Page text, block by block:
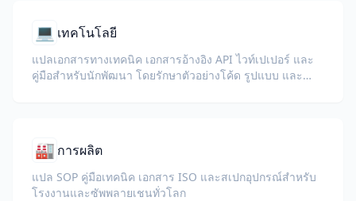
💻 เทคโนโลยี
แปลเอกสารทางเทคนิค เอกสารอ้างอิง API ไวท์เปเปอร์ และ
คู่มือสำหรับนักพัฒนา โดยรักษาตัวอย่างโค้ด รูปแบบ และคำ
🏭 การผลิต
แปล SOP คู่มือเทคนิค เอกสาร ISO และสเปกอุปกรณ์สำหรับ
โรงงานและซัพพลายเชนทั่วโลก